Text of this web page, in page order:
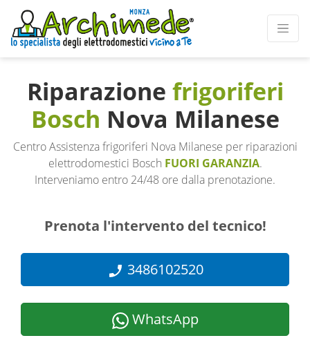
Riparazione frigoriferi
Bosch Nova Milanese
Centro Assistenza frigoriferi Nova Milanese per riparazioni
elettrodomestici Bosch FUORI GARANZIA.
Interveniamo entro 24/48 ore dalla prenotazione.
Prenota l'intervento del tecnico!
3486102520
WhatsApp